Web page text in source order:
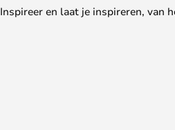
Inspireer en laat je inspireren, van